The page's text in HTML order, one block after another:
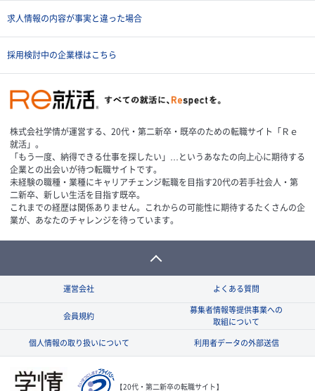
求人情報の内容が事実と違った場合
採用検討中の企業様はこちら
株式会社学情が運営する、20代・第二新卒・既卒のための転職サイト「Ｒｅ
就活」。
「もう一度、納得できる仕事を探したい」…というあなたの向上心に期待する
企業との出会いが待つ転職サイトです。
未経験の職種・業種にキャリアチェンジ転職を目指す20代の若手社会人・第
二新卒、新しい生活を目指す既卒。
これまでの経歴は関係ありません。これからの可能性に期待するたくさんの企
業が、あなたのチャレンジを待っています。
運営会社 よくある質問
会員規約
募集者情報等提供事業への
取組について
個人情報の取り扱いについて
利用者データの外部送信
【20代・第二新卒の転職サイト】